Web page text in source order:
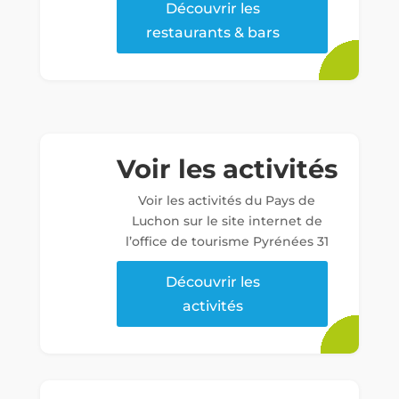
Découvrir les
restaurants & bars
Voir les activités
Voir les activités du Pays de
Luchon sur le site internet de
l’office de tourisme Pyrénées 31
Découvrir les
activités